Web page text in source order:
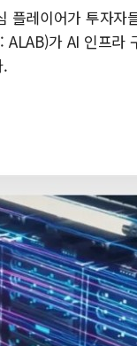
플레이어가 투자자
가 AI 인프라
.